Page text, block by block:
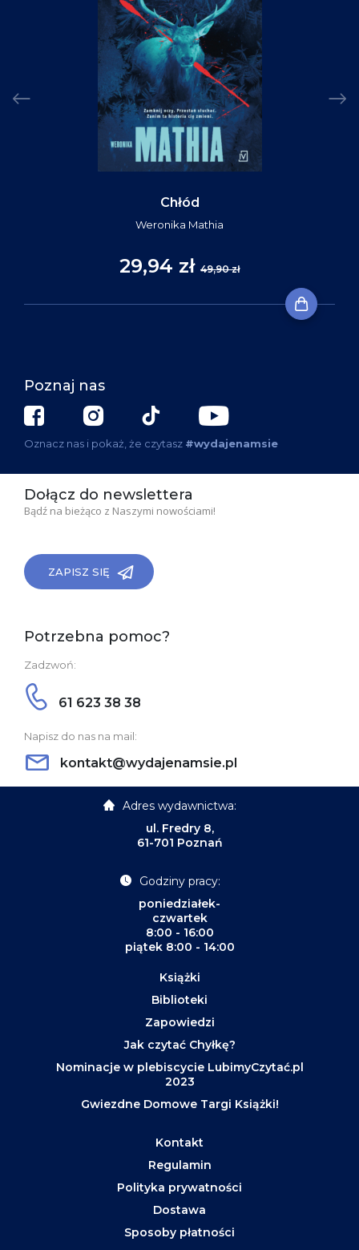
Chłód
Weronika Mathia
29,94 zł 49,90 zł
Poznaj nas
Oznacz nas i pokaż, że czytasz #wydajenamsie
Dołącz do newslettera
Bądź na bieżąco z Naszymi nowościami!
ZAPISZ SIĘ
Potrzebna pomoc?
Zadzwoń:
61 623 38 38
Napisz do nas na mail:
kontakt@wydajenamsie.pl
Adres wydawnictwa:
ul. Fredry 8,
61-701 Poznań
Godziny pracy:
poniedziałek-
czwartek
8:00 - 16:00
piątek 8:00 - 14:00
Książki
Biblioteki
Zapowiedzi
Jak czytać Chyłkę?
Nominacje w plebiscycie LubimyCzytać.pl
2023
Gwiezdne Domowe Targi Książki!
Kontakt
Regulamin
Polityka prywatności
Dostawa
Sposoby płatności